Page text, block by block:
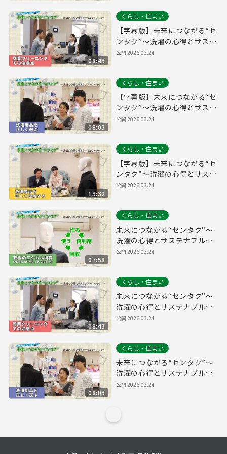
08:43
くらし・住まい
【字幕版】未来につながる“セ
ンタク”～洗濯の心得とサステ
ナブルファッション～【商業
公開2026.03.24
08:03
くらし・住まい
【字幕版】未来につながる“セ
ンタク”～洗濯の心得とサステ
ナブルファッション～【洗濯
公開2026.03.24
13:32
くらし・住まい
【字幕版】未来につながる“セ
ンタク”～洗濯の心得とサステ
ナブルファッション～【洗濯
公開2026.03.24
07:58
くらし・住まい
未来につながる“センタク”～
洗濯の心得とサステナブルフ
ァッション～【衣類のエシカ
公開2026.03.24
08:43
くらし・住まい
未来につながる“センタク”～
洗濯の心得とサステナブルフ
ァッション～【商業クリーニ
公開2026.03.24
08:03
くらし・住まい
未来につながる“センタク”～
洗濯の心得とサステナブルフ
ァッション～【洗濯用品を正
公開2026.03.24